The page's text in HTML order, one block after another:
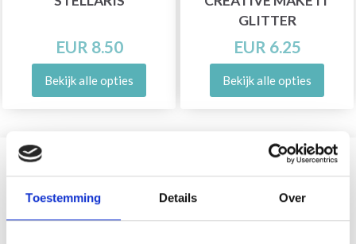
Toestemming Details Over
EUR 8.50
Bekijk alle opties
GLITTER
EUR 6.25
Bekijk alle opties
?